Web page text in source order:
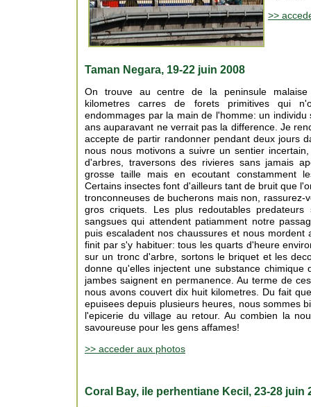
>>
Taman Negara, 19-22 juin 2008
On trouve au centre de la peninsule
kilometres carres de forets primitives qui
endommages par la main de l'homme: un
ans auparavant ne verrait pas la difference. Je
accepte de partir randonner pendant deux jours
nous nous motivons a suivre un sentier
d'arbres, traversons des rivieres sans jamais
grosse taille mais en ecoutant constamment
Certains insectes font d'ailleurs tant de bruit que
tronconneuses de bucherons mais non, rassurez-
gros criquets. Les plus redoutables predateurs
sangsues qui attendent patiamment notre
puis escaladent nos chaussures et nous mordent
finit par s'y habituer: tous les quarts d'heure
sur un tronc d'arbre, sortons le briquet et les
donne qu'elles injectent une substance chimique
jambes saignent en permanence. Au terme de
nous avons couvert dix huit kilometres. Du fait
epuisees depuis plusieurs heures, nous sommes
l'epicerie du village au retour. Au combien la
savoureuse pour les gens affames!
>> acceder aux photos
Coral Bay, ile perhentiane Kecil, 23-28 juin